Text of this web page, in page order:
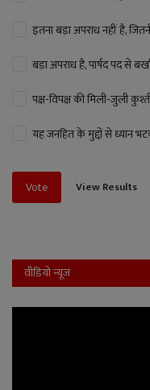
इतना बड़ा अपराध नहीं है,
बड़ा अपराध है, पार्षद पद से
पक्ष-विपक्ष की मिली-जुली
यह जनहित के मुद्दों से ध्यान
Vote View Results
वीडियो न्यूज